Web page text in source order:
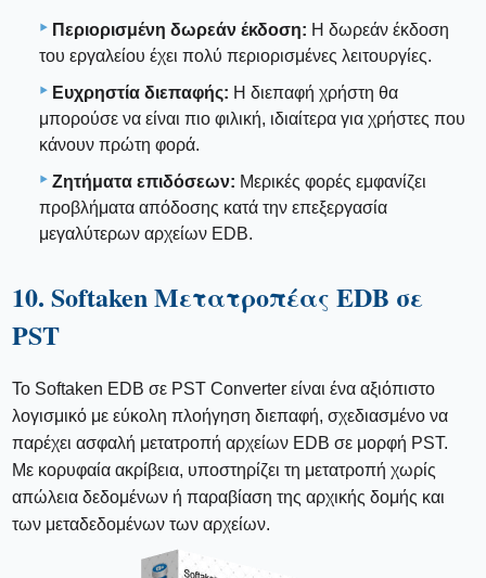
Περιορισμένη δωρεάν έκδοση: Η δωρεάν έκδοση
του εργαλείου έχει πολύ περιορισμένες λειτουργίες.
Ευχρηστία διεπαφής: Η διεπαφή χρήστη θα
μπορούσε να είναι πιο φιλική, ιδιαίτερα για χρήστες που
κάνουν πρώτη φορά.
Ζητήματα επιδόσεων: Μερικές φορές εμφανίζει
προβλήματα απόδοσης κατά την επεξεργασία
μεγαλύτερων αρχείων EDB.
10. Softaken Μετατροπέας EDB σε
PST
Το Softaken EDB σε PST Converter είναι ένα αξιόπιστο
λογισμικό με εύκολη πλοήγηση διεπαφή, σχεδιασμένο να
παρέχει ασφαλή μετατροπή αρχείων EDB σε μορφή PST.
Με κορυφαία ακρίβεια, υποστηρίζει τη μετατροπή χωρίς
απώλεια δεδομένων ή παραβίαση της αρχικής δομής και
των μεταδεδομένων των αρχείων.